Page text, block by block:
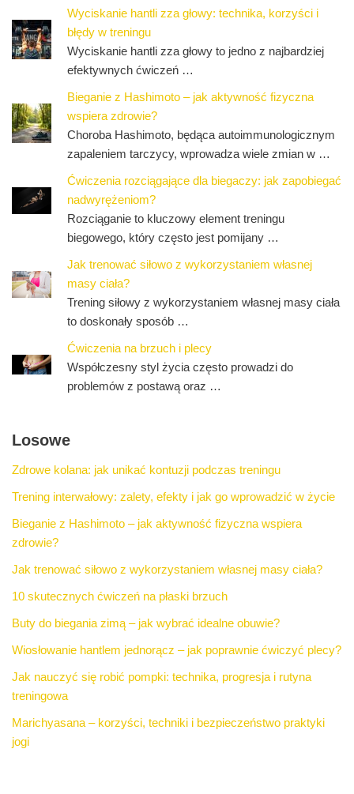
Wyciskanie hantli zza głowy: technika, korzyści i
błędy w treningu
Wyciskanie hantli zza głowy to jedno z najbardziej
efektywnych ćwiczeń …
Bieganie z Hashimoto – jak aktywność fizyczna
wspiera zdrowie?
Choroba Hashimoto, będąca autoimmunologicznym
zapaleniem tarczycy, wprowadza wiele zmian w …
Ćwiczenia rozciągające dla biegaczy: jak zapobiegać
nadwyrężeniom?
Rozciąganie to kluczowy element treningu
biegowego, który często jest pomijany …
Jak trenować siłowo z wykorzystaniem własnej
masy ciała?
Trening siłowy z wykorzystaniem własnej masy ciała
to doskonały sposób …
Ćwiczenia na brzuch i plecy
Współczesny styl życia często prowadzi do
problemów z postawą oraz …
Losowe
Zdrowe kolana: jak unikać kontuzji podczas treningu
Trening interwałowy: zalety, efekty i jak go wprowadzić w życie
Bieganie z Hashimoto – jak aktywność fizyczna wspiera
zdrowie?
Jak trenować siłowo z wykorzystaniem własnej masy ciała?
10 skutecznych ćwiczeń na płaski brzuch
Buty do biegania zimą – jak wybrać idealne obuwie?
Wiosłowanie hantlem jednorącz – jak poprawnie ćwiczyć plecy?
Jak nauczyć się robić pompki: technika, progresja i rutyna
treningowa
Marichyasana – korzyści, techniki i bezpieczeństwo praktyki
jogi